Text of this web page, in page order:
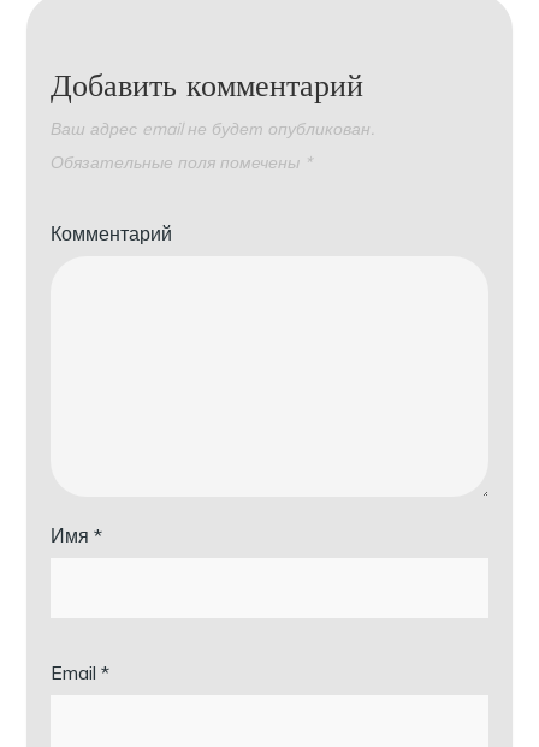
Добавить комментарий
Ваш адрес email не будет опубликован.
Обязательные поля помечены *
Комментарий
Имя*
Email*